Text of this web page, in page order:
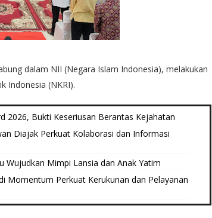
dalam NII (Negara Islam Indonesia), melakukan
Indonesia (NKRI).
2026, Bukti Keseriusan Berantas Kejahatan
Diajak Perkuat Kolaborasi dan Informasi
Wujudkan Mimpi Lansia dan Anak Yatim
Momentum Perkuat Kerukunan dan Pelayanan